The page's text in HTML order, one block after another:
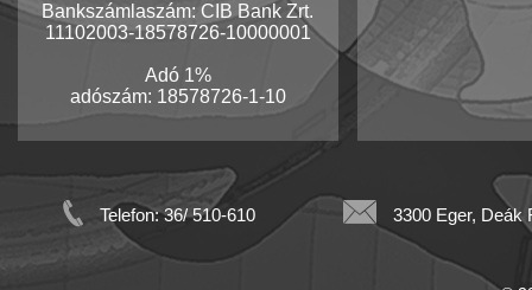
Bankszámlaszám: CIB Bank Zrt.
11102003-18578726-10000001
Adó 1%
adószám: 18578726-1-10
Telefon: 36/ 510-610 3300 Eger, Deák